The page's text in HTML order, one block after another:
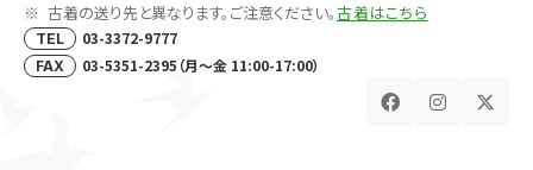
古着の送り先と異なります。ご注意ください。古着はこちら
TEL 03-3372-9777
FAX 03-5351-2395（月～金 11:00-17:00）